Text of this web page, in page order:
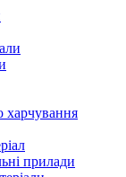
харчування
прилади